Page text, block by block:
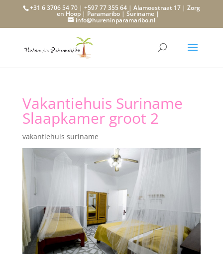
+31 6 3706 54 70 | +597 77 355 64 | Alamoestraat 17 | Zorg
en Hoop | Paramaribo | Suriname |
info@hureninparamaribo.nl
Vakantiehuis Suriname
Slaapkamer groot 2
vakantiehuis suriname